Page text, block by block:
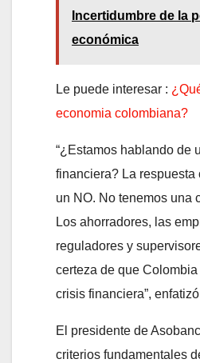
Incertidumbre de la
económica
Le puede interesar :
economia colombiana?
“¿Estamos hablando de
financiera? La respuesta
un NO. No tenemos una
Los ahorradores, las
reguladores y
certeza de que
crisis financiera”,
El presidente de
criterios fundamentales